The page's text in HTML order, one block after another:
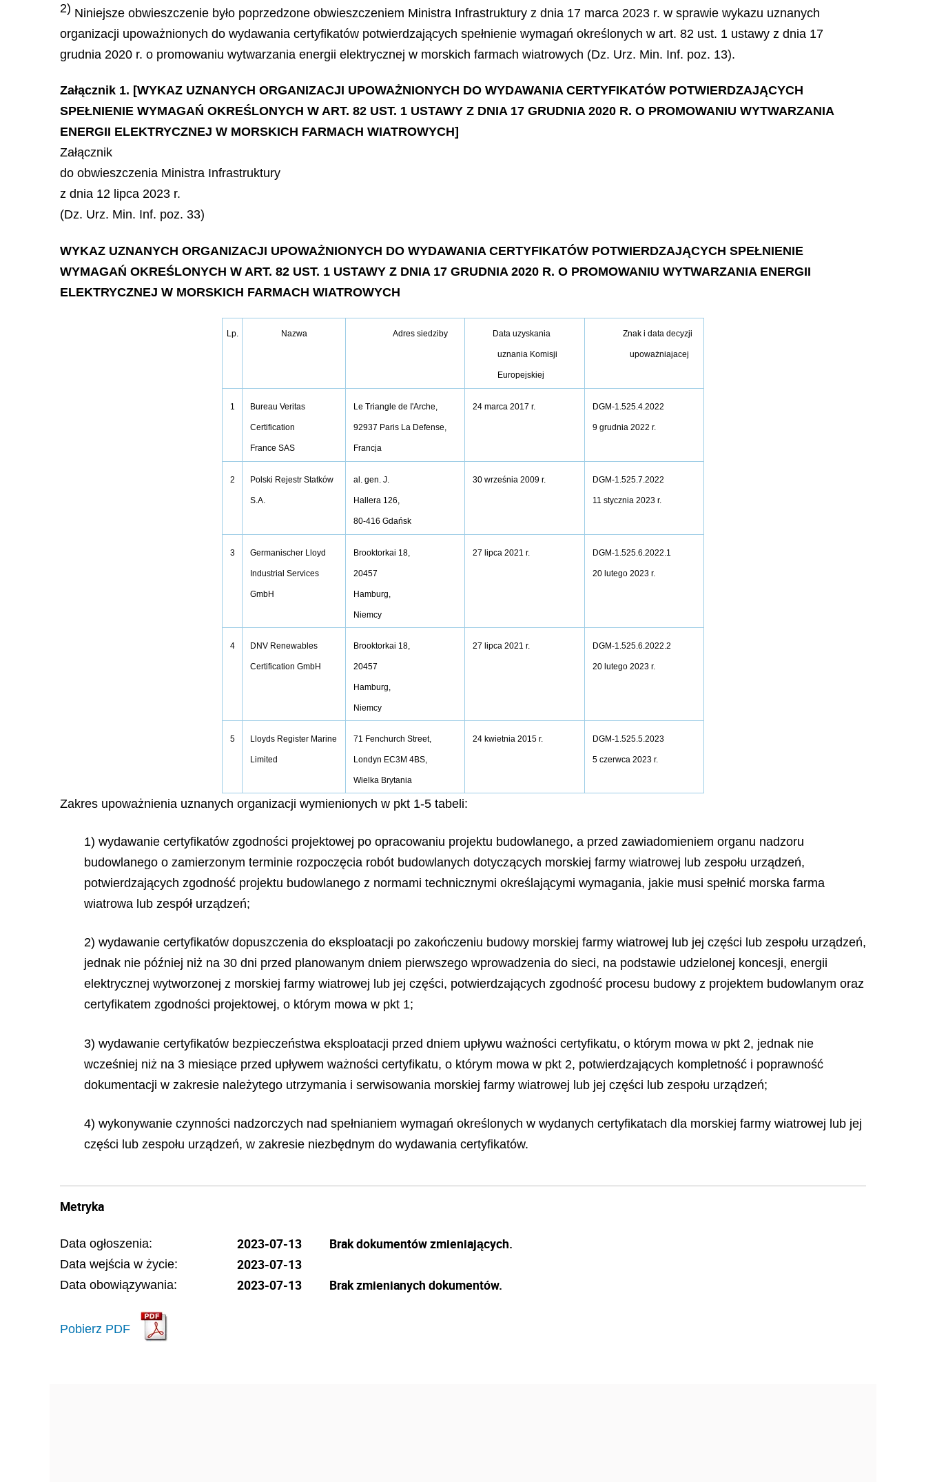
2) Niniejsze obwieszczenie było poprzedzone obwieszczeniem Ministra Infrastruktury z dnia 17 marca 2023 r. w sprawie wykazu uznanych
organizacji upoważnionych do wydawania certyfikatów potwierdzających spełnienie wymagań określonych w art. 82 ust. 1 ustawy z dnia 17
grudnia 2020 r. o promowaniu wytwarzania energii elektrycznej w morskich farmach wiatrowych (Dz. Urz. Min. Inf. poz. 13).
Załącznik 1. [WYKAZ UZNANYCH ORGANIZACJI UPOWAŻNIONYCH DO WYDAWANIA CERTYFIKATÓW POTWIERDZAJĄCYCH
SPEŁNIENIE WYMAGAŃ OKREŚLONYCH W ART. 82 UST. 1 USTAWY Z DNIA 17 GRUDNIA 2020 R. O PROMOWANIU WYTWARZANIA
ENERGII ELEKTRYCZNEJ W MORSKICH FARMACH WIATROWYCH]
Załącznik
do obwieszczenia Ministra Infrastruktury
z dnia 12 lipca 2023 r.
(Dz. Urz. Min. Inf. poz. 33)
WYKAZ UZNANYCH ORGANIZACJI UPOWAŻNIONYCH DO WYDAWANIA CERTYFIKATÓW POTWIERDZAJĄCYCH SPEŁNIENIE
WYMAGAŃ OKREŚLONYCH W ART. 82 UST. 1 USTAWY Z DNIA 17 GRUDNIA 2020 R. O PROMOWANIU WYTWARZANIA ENERGII
ELEKTRYCZNEJ W MORSKICH FARMACH WIATROWYCH
Lp. Nazwa Adres siedziby Data uzyskania
uznania Komisji
Europejskiej
Znak i data decyzji
upoważniajacej
1 Bureau Veritas
Certification
France SAS
Le Triangle de I'Arche,
92937 Paris La Defense,
Francja
24 marca 2017 r. DGM-1.525.4.2022
9 grudnia 2022 r.
2 Polski Rejestr Statków
S.A.
al. gen. J.
Hallera 126,
80-416 Gdańsk
30 września 2009 r. DGM-1.525.7.2022
11 stycznia 2023 r.
3 Germanischer Lloyd
Industrial Services
GmbH
Brooktorkai 18,
20457
Hamburg,
Niemcy
27 lipca 2021 r. DGM-1.525.6.2022.1
20 lutego 2023 r.
4 DNV Renewables
Certification GmbH
Brooktorkai 18,
20457
Hamburg,
Niemcy
27 lipca 2021 r. DGM-1.525.6.2022.2
20 lutego 2023 r.
5 Lloyds Register Marine
Limited
71 Fenchurch Street,
Londyn EC3M 4BS,
Wielka Brytania
24 kwietnia 2015 r. DGM-1.525.5.2023
5 czerwca 2023 r.
Zakres upoważnienia uznanych organizacji wymienionych w pkt 1-5 tabeli:
1) wydawanie certyfikatów zgodności projektowej po opracowaniu projektu budowlanego, a przed zawiadomieniem organu nadzoru
budowlanego o zamierzonym terminie rozpoczęcia robót budowlanych dotyczących morskiej farmy wiatrowej lub zespołu urządzeń,
potwierdzających zgodność projektu budowlanego z normami technicznymi określającymi wymagania, jakie musi spełnić morska farma
wiatrowa lub zespół urządzeń;
2) wydawanie certyfikatów dopuszczenia do eksploatacji po zakończeniu budowy morskiej farmy wiatrowej lub jej części lub zespołu urządzeń,
jednak nie później niż na 30 dni przed planowanym dniem pierwszego wprowadzenia do sieci, na podstawie udzielonej koncesji, energii
elektrycznej wytworzonej z morskiej farmy wiatrowej lub jej części, potwierdzających zgodność procesu budowy z projektem budowlanym oraz
certyfikatem zgodności projektowej, o którym mowa w pkt 1;
3) wydawanie certyfikatów bezpieczeństwa eksploatacji przed dniem upływu ważności certyfikatu, o którym mowa w pkt 2, jednak nie
wcześniej niż na 3 miesiące przed upływem ważności certyfikatu, o którym mowa w pkt 2, potwierdzających kompletność i poprawność
dokumentacji w zakresie należytego utrzymania i serwisowania morskiej farmy wiatrowej lub jej części lub zespołu urządzeń;
4) wykonywanie czynności nadzorczych nad spełnianiem wymagań określonych w wydanych certyfikatach dla morskiej farmy wiatrowej lub jej
części lub zespołu urządzeń, w zakresie niezbędnym do wydawania certyfikatów.
Metryka
Data ogłoszenia: 2023-07-13
Data wejścia w życie: 2023-07-13
Data obowiązywania: 2023-07-13
Pobierz PDF
Brak dokumentów zmieniających.
Brak zmienianych dokumentów.